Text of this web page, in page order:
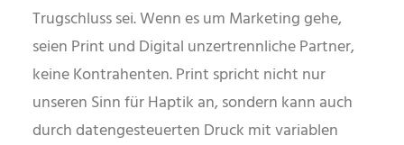
Trugschluss sei. Wenn es um Marketing gehe,
seien Print und Digital unzertrennliche Partner,
keine Kontrahenten. Print spricht nicht nur
unseren Sinn für Haptik an, sondern kann auch
durch datengesteuerten Druck mit variablen